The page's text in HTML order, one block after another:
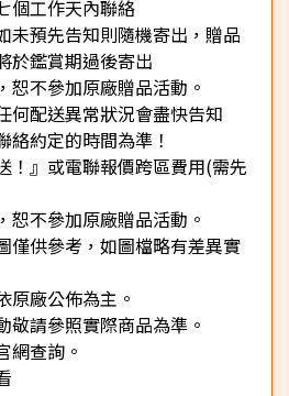
個工作天內聯絡
預先告知則隨機寄出，贈品
於鑑賞期過後寄出
不參加原廠贈品活動。
配送異常狀況會盡快告知
約定的時間為準！
！』或電聯報價跨區費用(需先
不參加原廠贈品活動。
僅供參考，如圖檔略有差異實
廠公佈為主。
請參照實際商品為準。
網查詢。